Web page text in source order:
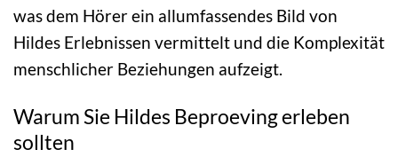
was dem Hörer ein allumfassendes Bild von
Hildes Erlebnissen vermittelt und die Komplexität
menschlicher Beziehungen aufzeigt.
Warum Sie Hildes Beproeving erleben
sollten